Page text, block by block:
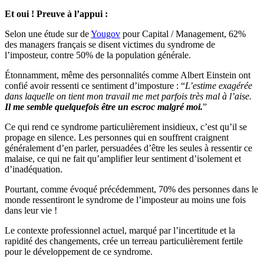
Et oui ! Preuve à l’appui :
Selon une étude sur deYougov pour Capital / Management, 62%
des managers français se disent victimes du syndrome de
l’imposteur, contre 50% de la population générale.
Étonnamment, même des personnalités comme Albert Einstein ont
confié avoir ressenti ce sentiment d’imposture : “L’estime exagérée
dans laquelle on tient mon travail me met parfois très mal à l’aise.
Il me semble quelquefois être un escroc malgré moi.”
Ce qui rend ce syndrome particulièrement insidieux, c’est qu’il se
propage en silence. Les personnes qui en souffrent craignent
généralement d’en parler, persuadées d’être les seules à ressentir ce
malaise, ce qui ne fait qu’amplifier leur sentiment d’isolement et
d’inadéquation.
Pourtant, comme évoqué précédemment, 70% des personnes dans le
monde ressentiront le syndrome de l’imposteur au moins une fois
dans leur vie !
Le contexte professionnel actuel, marqué par l’incertitude et la
rapidité des changements, crée un terreau particulièrement fertile
pour le développement de ce syndrome.